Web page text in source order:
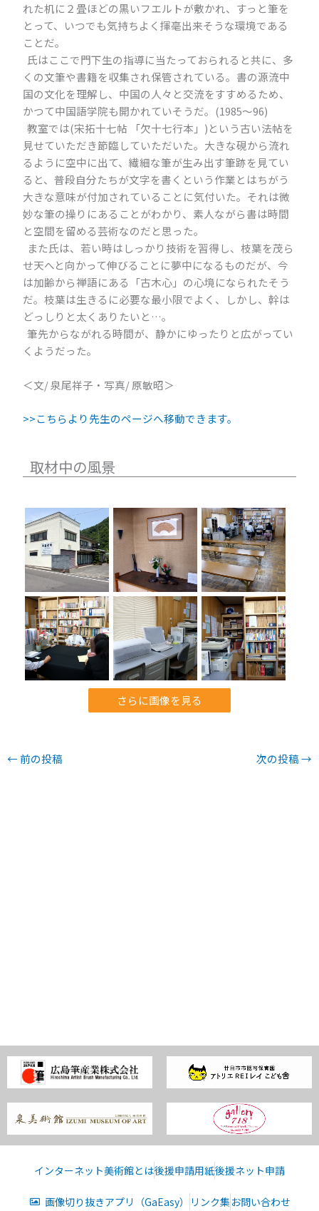
れた机に２畳ほどの黒いフエルトが敷かれ、すっと筆を
とって、いつでも気持ちよく揮毫出来そうな環境である
ことだ。
氏はここで門下生の指導に当たっておられると共に、多
くの文筆や書籍を収集され保管されている。書の源流中
国の文化を理解し、中国の人々と交流をすすめるため、
かつて中国語学院も開かれていそうだ。(1985～96)
教室では(宋拓十七帖 「欠十七行本」)という古い法帖を
見せていただき節臨していただいた。大きな硯から流れ
るように空中に出て、繊細な筆が生み出す筆跡を見てい
ると、普段自分たちが文字を書くという作業とはちがう
大きな意味が付加されていることに気付いた。それは微
妙な筆の操りにあることがわかり、素人ながら書は時間
と空間を留める芸術なのだと思った。
また氏は、若い時はしっかり技術を習得し、枝葉を茂ら
せ天へと向かって伸びることに夢中になるものだが、今
は加齢から禅語にある「古木心」の心境になられたそう
だ。枝葉は生きるに必要な最小限でよく、しかし、幹は
どっしりと太くありたいと…。
筆先からながれる時間が、静かにゆったりと広がってい
くようだった。
＜文/ 泉尾祥子・写真/ 原敏昭＞
>>こちらより先生のページへ移動できます。
取材中の風景
さらに画像を見る
← 前の投稿 次の投稿→
インターネット美術館とは後援申請用紙後援ネット申請
画像切り抜きアプリ（GaEasy） リンク集 お問い合わせ